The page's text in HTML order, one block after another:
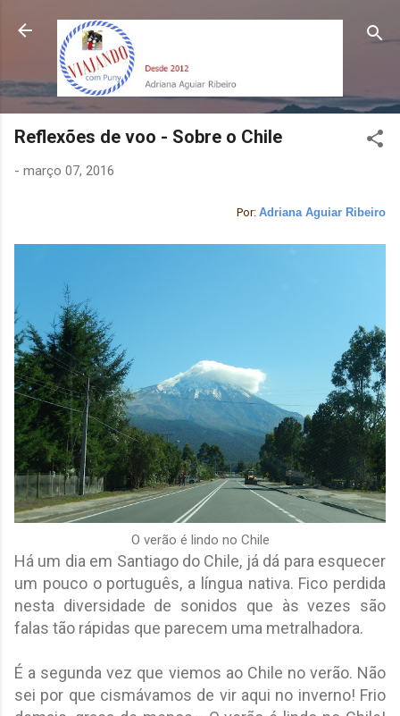
Pular para o conteúdo principal
Reflexões de voo - Sobre o Chile
- março 07, 2016
Por: Adriana Aguiar Ribeiro
O verão é lindo no Chile
Há um dia em Santiago do Chile, já dá para esquecer
um pouco o português, a língua nativa. Fico perdida
nesta diversidade de sonidos que às vezes são
falas tão rápidas que parecem uma metralhadora.
É a segunda vez que viemos ao Chile no verão. Não
sei por que cismávamos de vir aqui no inverno! Frio